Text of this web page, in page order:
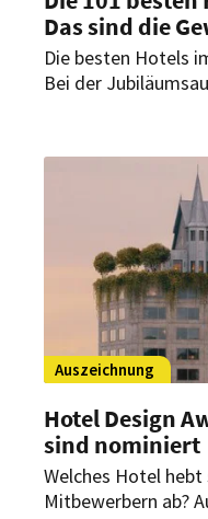
Das sind die
Die besten Hotels
Bei der
diesmal mit einer
Auszeichnung
Hotel Design
sind nominiert
Welches Hotel hebt
Mitbewerbern ab?